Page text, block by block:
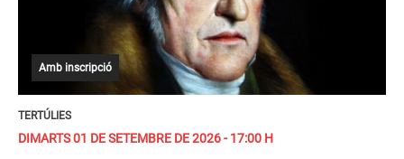
Amb inscripció
TERTÚLIES
DIMARTS 01 DE SETEMBRE DE 2026 - 17:00 H